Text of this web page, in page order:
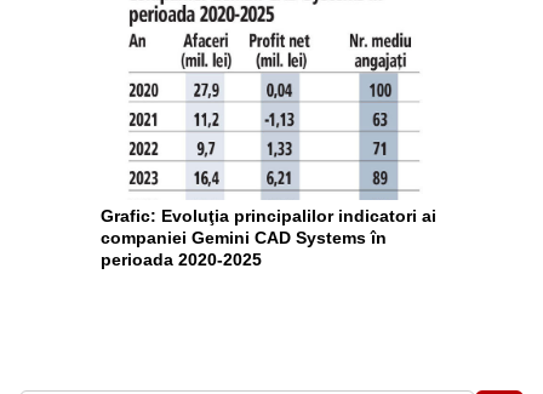
Grafic: Evoluţia principalilor indicatori ai
companiei Gemini CAD Systems în
perioada 2020-2025